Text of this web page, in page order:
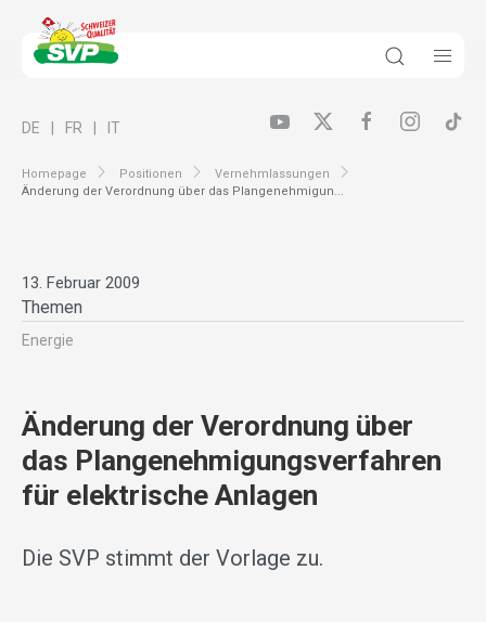
Homepage Positionen
Vernehmlassungen
Änderung der Verordnung über das Plangenehmigun...
DE FR IT
13. Februar 2009
Themen
Energie
Änderung der Verordnung über
das Plangenehmigungsverfahren
für elektrische Anlagen
Die SVP stimmt der Vorlage zu.